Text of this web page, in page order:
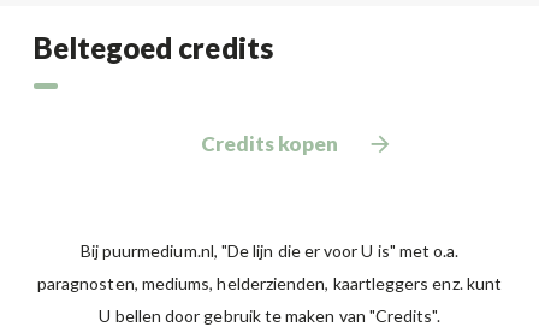
Beltegoed credits
Credits kopen
Bij puurmedium.nl, "De lijn die er voor U is" met o.a.
paragnosten, mediums, helderzienden, kaartleggers enz. kunt
U bellen door gebruik te maken van "Credits".